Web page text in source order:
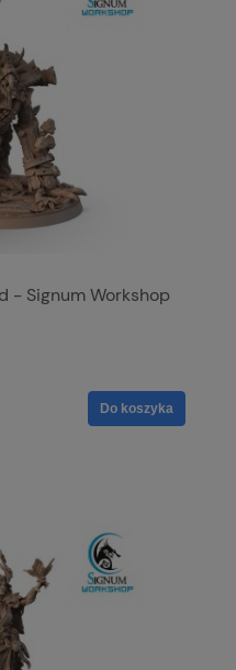
- Signum Workshop
Do koszyka